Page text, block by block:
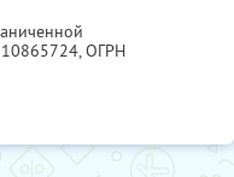
, ОГРН